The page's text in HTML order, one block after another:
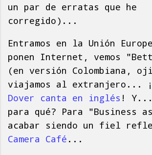
un par de erratas que he
corregido)...
Entramos en la Unión
ponen Internet, vemos
(en versión Colombiana,
viajamos al extranjero...
Dover canta en inglés ! Y...
para qué? Para "Business
acabar siendo un fiel
Camera Café ...